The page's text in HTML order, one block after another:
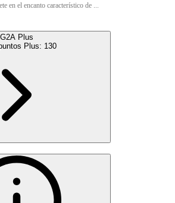
en el encanto característico de ...
G2A Plus
Plus: 130